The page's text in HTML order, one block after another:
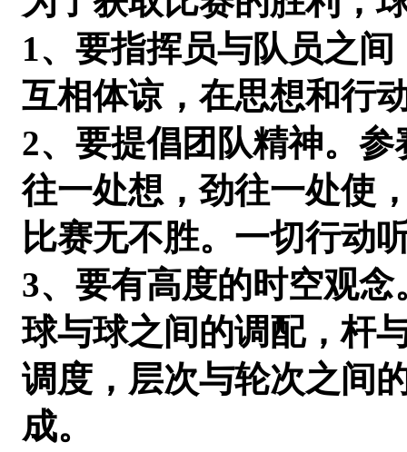
1、要指挥员与队员之
互相体谅，在思想和行
2、要提倡团队精神。
往一处想，劲往一处使
比赛无不胜。一切行动
3、要有高度的时空观
球与球之间的调配，杆
调度，层次与轮次之间
成。